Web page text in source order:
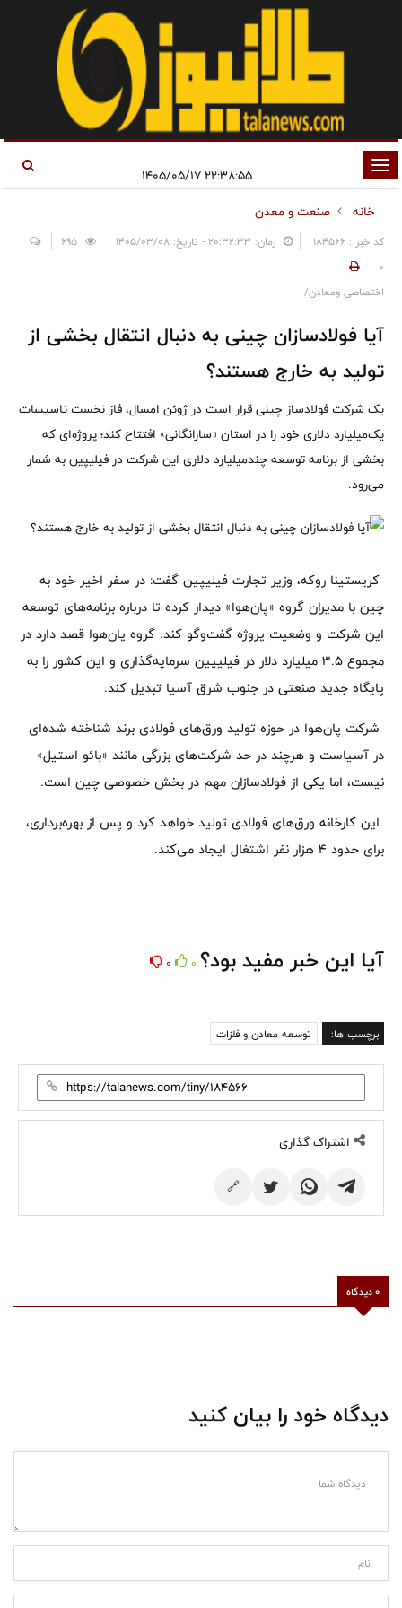
تغییر
وضعیت
ناوبری
خانه
صنعت و معدن
کد خبر : 184566 زمان: ۲۰:۳۲:۳۳ - تاریخ: ۱۴۰۵/۰۳/۰۸
0
اختصاصی ومعادن/
آیا فولادسازان چینی به دنبال انتقال بخشی از
تولید به خارج هستند؟
یک شرکت فولادساز چینی قرار است در ژوئن امسال، فاز نخست تاسیسات
یک‌میلیارد دلاری خود را در استان «سارانگانی» افتتاح کند؛ پروژه‌ای که
بخشی از برنامه توسعه چندمیلیارد دلاری این شرکت در فیلیپین به شمار
می‌رود.
کریستینا روکه، وزیر تجارت فیلیپین گفت: در سفر اخیر خود به
چین با مدیران گروه «پان‌هوا» دیدار کرده تا درباره برنامه‌های توسعه
این شرکت و وضعیت پروژه گفت‌وگو کند. گروه پان‌هوا قصد دارد در
مجموع ۳.۵ میلیارد دلار در فیلیپین سرمایه‌گذاری و این کشور را به
پایگاه جدید صنعتی در جنوب شرق آسیا تبدیل کند.
شرکت پان‌هوا در حوزه تولید ورق‌های فولادی برند شناخته شده‌ای
در آسیاست و هرچند در حد شرکت‌های بزرگی مانند «بائو استیل»
نیست، اما یکی از فولادسازان مهم در بخش خصوصی چین است.
این کارخانه ورق‌های فولادی تولید خواهد کرد و پس از بهره‌برداری،
برای حدود ۴ هزار نفر اشتغال ایجاد می‌کند.
آیا این خبر مفید بود؟ 0
0
برچسب ها: توسعه معادن و فلزات
اشتراک گذاری
🔗
0 دیدگاه
دیدگاه خود را بیان کنید